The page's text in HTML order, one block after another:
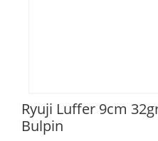
Ryuji Luffer 9cm
Bulpin